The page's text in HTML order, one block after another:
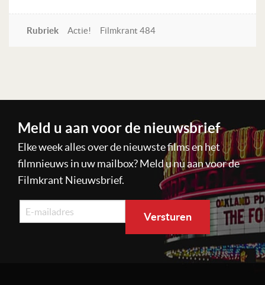
Rubriek Actie! Filmkrant 484
Meld u aan voor de nieuwsbrief
Elke week alles over de nieuwste films en het
filmnieuws in uw mailbox? Meld u nu aan voor de
Filmkrant Nieuwsbrief.